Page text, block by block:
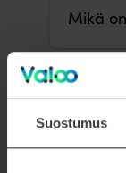
Suostumus
Mikä
Miten
Miten